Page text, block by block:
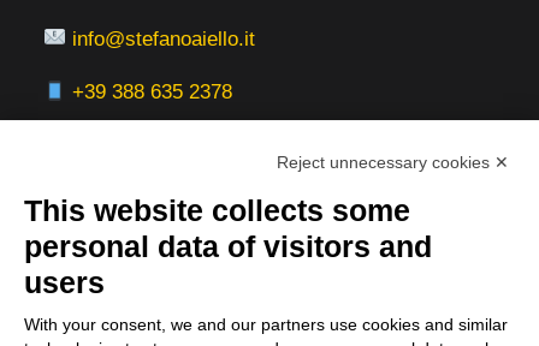
info@stefanoaiello.it
+39 388 635 2378
Aree Servite
Italia:
Milano, Roma, Bologna, Firenze, Torino,
Reject unnecessary cookies ✕
This website collects some
personal data of visitors and
users
With your consent, we and our partners use cookies and similar